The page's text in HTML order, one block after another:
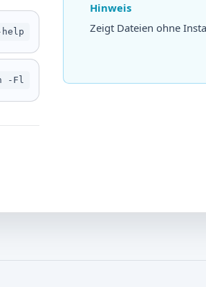
-Fl
Hinweis
Zeigt Dateien ohne